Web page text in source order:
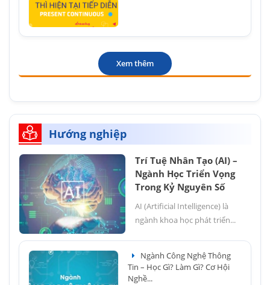
Xem thêm
Hướng nghiệp
Trí Tuệ Nhân Tạo (AI) –
Ngành Học Triển Vọng
Trong Kỷ Nguyên Số
AI (Artificial Intelligence) là
ngành khoa học phát triển...
Ngành Công Nghệ Thông
Tin – Học Gì? Làm Gì? Cơ Hội
Nghề...